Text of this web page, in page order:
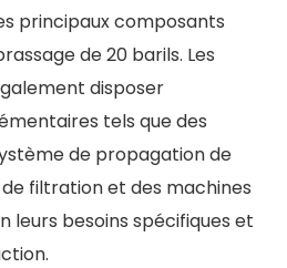
principaux composants
de 20 barils. Les
disposer
tels que des
de propagation de
filtration et des machines
leurs besoins spécifiques et